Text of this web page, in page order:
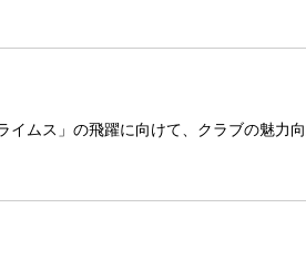
ムス」の飛躍に向けて、クラブの魅力